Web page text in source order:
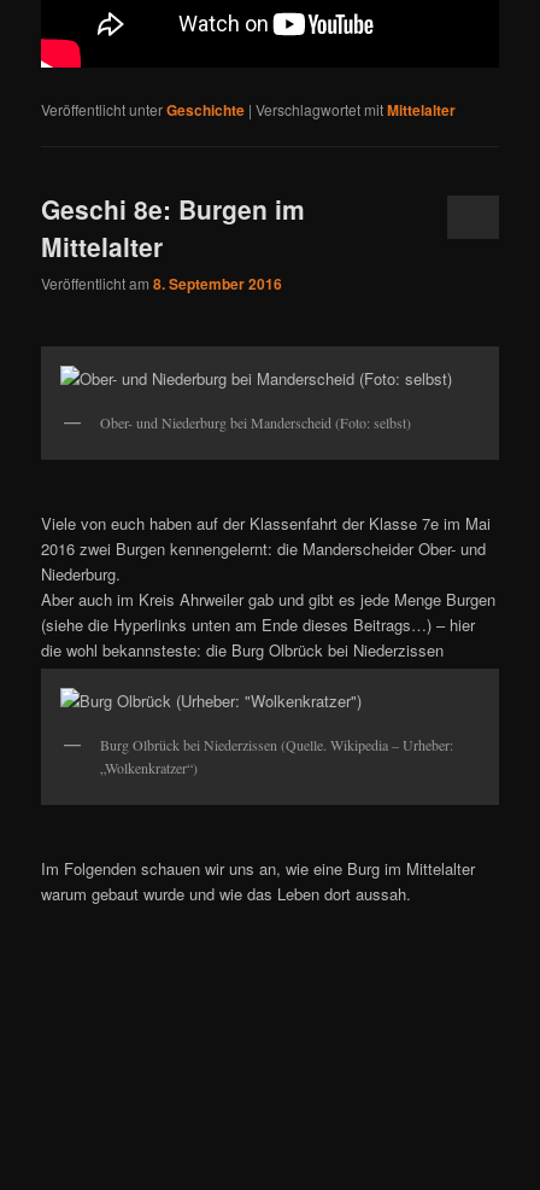
Veröffentlicht unterGeschichte |Verschlagwortet mitMittelalter
Geschi 8e: Burgen im
Mittelalter
Veröffentlicht am8. September 2016
Ober- und Niederburg bei Manderscheid (Foto: selbst)
Viele von euch haben auf der Klassenfahrt der Klasse 7e im Mai
2016 zwei Burgen kennengelernt: die Manderscheider Ober- und
Niederburg.
Aber auch im Kreis Ahrweiler gab und gibt es jede Menge Burgen
(siehe die Hyperlinks unten am Ende dieses Beitrags…) – hier
die wohl bekannsteste: die Burg Olbrück bei Niederzissen
Burg Olbrück bei Niederzissen (Quelle. Wikipedia – Urheber:
„Wolkenkratzer“)
Im Folgenden schauen wir uns an, wie eine Burg im Mittelalter
warum gebaut wurde und wie das Leben dort aussah.